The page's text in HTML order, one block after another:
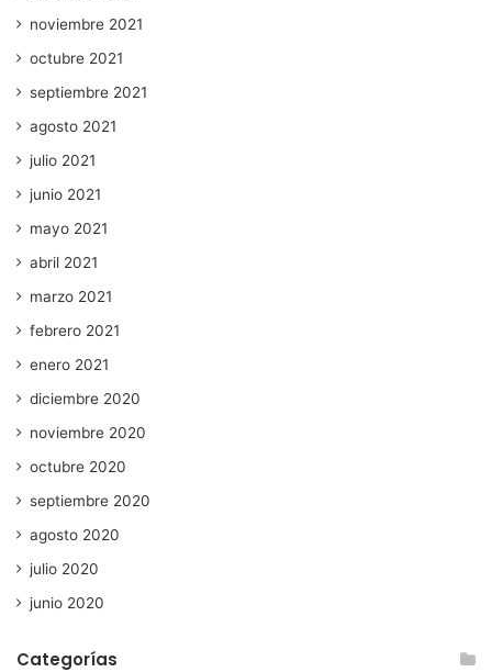
noviembre 2021
octubre 2021
septiembre 2021
agosto 2021
julio 2021
junio 2021
mayo 2021
abril 2021
marzo 2021
febrero 2021
enero 2021
diciembre 2020
noviembre 2020
octubre 2020
septiembre 2020
agosto 2020
julio 2020
junio 2020
Categorías